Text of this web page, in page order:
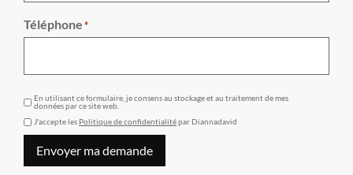
Téléphone*
En utilisant ce formulaire, je consens au stockage et au traitement de mes
données par ce site web.
J'accepte les Politique de confidentialitépar Diannadavid
Envoyer ma demande